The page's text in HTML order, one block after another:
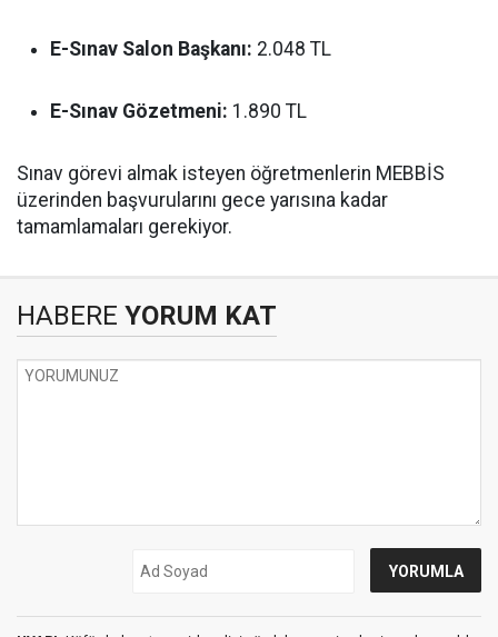
E-Sınav Salon Başkanı: 2.048 TL
E-Sınav Gözetmeni: 1.890 TL
Sınav görevi almak isteyen öğretmenlerin MEBBİS
üzerinden başvurularını gece yarısına kadar
tamamlamaları gerekiyor.
HABERE YORUM KAT